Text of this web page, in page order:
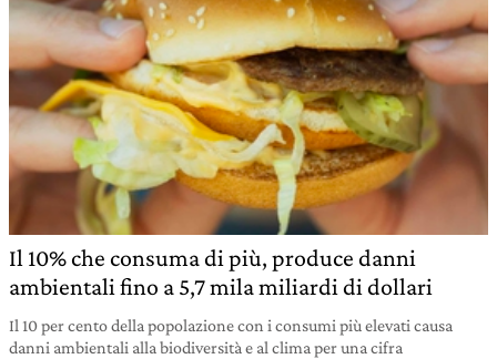
Il 10% che consuma di più, produce danni
ambientali fino a 5,7 mila miliardi di dollari
Il 10 per cento della popolazione con i consumi più elevati causa
danni ambientali alla biodiversità e al clima per una cifra